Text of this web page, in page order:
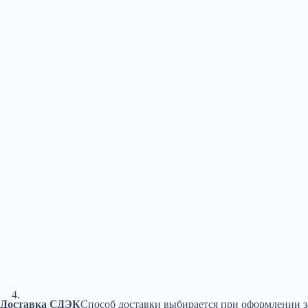
Доставка СДЭКСпособ доставки выбирается при оформлении